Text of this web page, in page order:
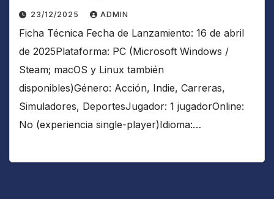
23/12/2025 ADMIN
Ficha Técnica Fecha de Lanzamiento: 16 de abril
de 2025Plataforma: PC (Microsoft Windows /
Steam; macOS y Linux también
disponibles)Género: Acción, Indie, Carreras,
Simuladores, DeportesJugador: 1 jugadorOnline:
No (experiencia single-player)Idioma:…